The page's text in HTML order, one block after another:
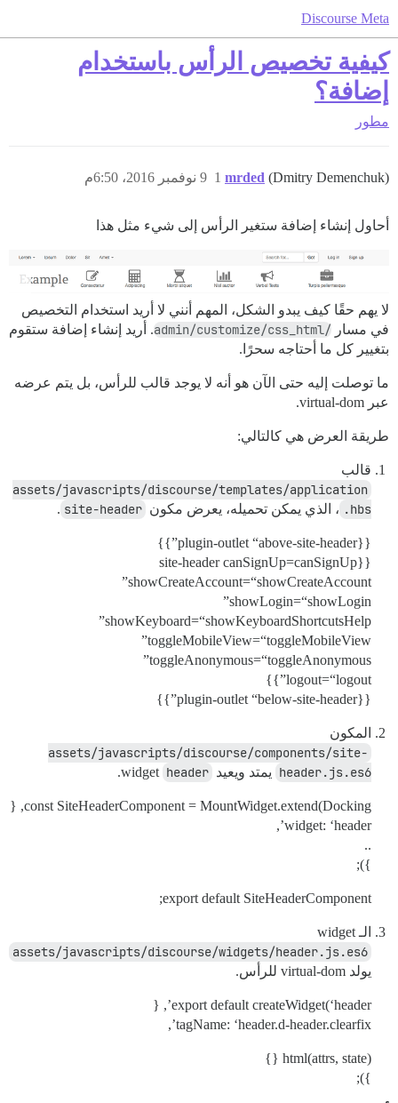
Discourse Meta
كيفية تخصيص الرأس باستخدام
إضافة؟
مطور
mrded (Dmitry Demenchuk) 9 نوفمبر 2016، 6:50م 1
أحاول إنشاء إضافة ستغير الرأس إلى شيء مثل هذا
لا يهم حقًا كيف يبدو الشكل، المهم أنني لا أريد استخدام التخصيص
في مسار /admin/customize/css_html
. أريد إنشاء إضافة ستقوم
بتغيير كل ما أحتاجه سحرًا.
ما توصلت إليه حتى الآن هو أنه لا يوجد قالب للرأس، بل يتم عرضه
عبر virtual-dom.
طريقة العرض هي كالتالي:
قالب
assets/javascripts/discourse/templates/application
.hbs ، الذي يمكن تحميله، يعرض مكون site-header
.
{{plugin-outlet “above-site-header”}}
{{site-header canSignUp=canSignUp
showCreateAccount=“showCreateAccount”
showLogin=“showLogin”
showKeyboard=“showKeyboardShortcutsHelp”
toggleMobileView=“toggleMobileView”
toggleAnonymous=“toggleAnonymous”
logout=“logout”}}
{{plugin-outlet “below-site-header”}}
المكون
assets/javascripts/discourse/components/site-
header.js.es6 يمتد ويعيد widget header
.
const SiteHeaderComponent = MountWidget.extend(Docking, {
widget: ‘header’,
..
});
export default SiteHeaderComponent;
الـ widget
assets/javascripts/discourse/widgets/header.js.es6
يولد virtual-dom للرأس.
export default createWidget(‘header’, {
tagName: ‘header.d-header.clearfix’,
html(attrs, state) {}
});